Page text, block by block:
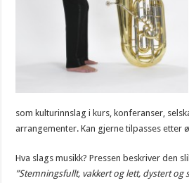
som kulturinnslag i kurs, konferanser,
arrangementer. Kan gjerne tilpasses etter
Hva slags musikk? Pressen beskriver den
”Stemningsfullt, vakkert og lett, dystert og